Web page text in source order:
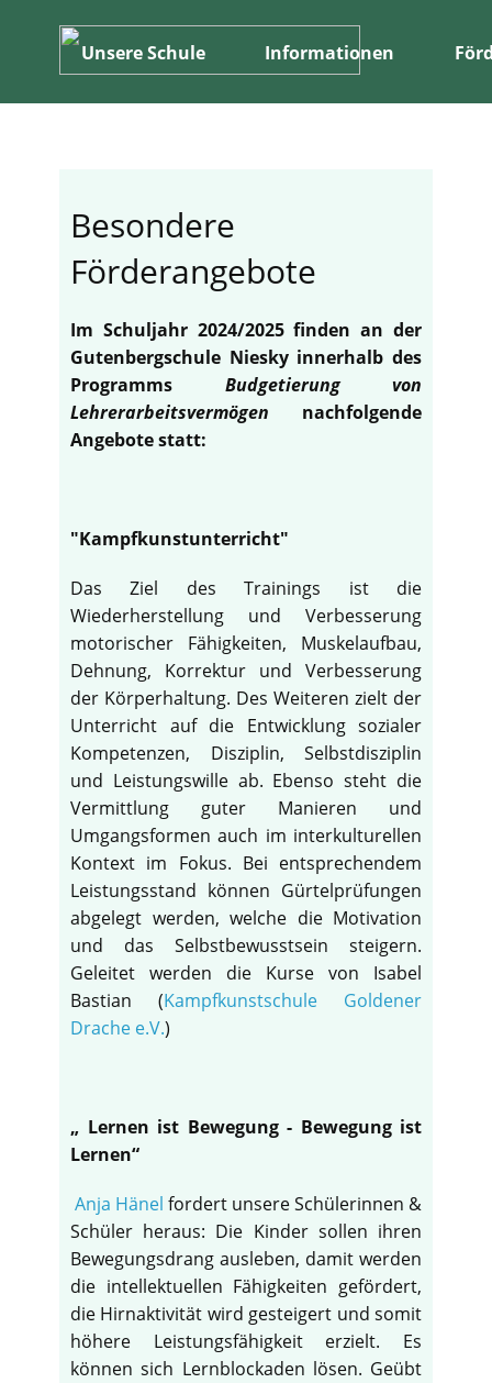
Unsere Schule Informationen
Besondere
Förderangebote
Im Schuljahr 2024/2025 finden an der
Gutenbergschule Niesky innerhalb des
Programms Budgetierung von
Lehrerarbeitsvermögen nachfolgende
Angebote statt:
"Kampfkunstunterricht"
Das Ziel des Trainings ist die
Wiederherstellung und Verbesserung
motorischer Fähigkeiten, Muskelaufbau,
Dehnung, Korrektur und Verbesserung
der Körperhaltung. Des Weiteren zielt der
Unterricht auf die Entwicklung sozialer
Kompetenzen, Disziplin, Selbstdisziplin
und Leistungswille ab. Ebenso steht die
Vermittlung guter Manieren und
Umgangsformen auch im interkulturellen
Kontext im Fokus. Bei entsprechendem
Leistungsstand können Gürtelprüfungen
abgelegt werden, welche die Motivation
und das Selbstbewusstsein steigern.
Geleitet werden die Kurse von Isabel
Bastian (Kampfkunstschule Goldener
Drache e.V.)
„ Lernen ist Bewegung - Bewegung ist
Lernen“
Anja Hänel fordert unsere Schülerinnen &
Schüler heraus: Die Kinder sollen ihren
Bewegungsdrang ausleben, damit werden
die intellektuellen Fähigkeiten gefördert,
die Hirnaktivität wird gesteigert und somit
höhere Leistungsfähigkeit erzielt. Es
können sich Lernblockaden lösen. Geübt